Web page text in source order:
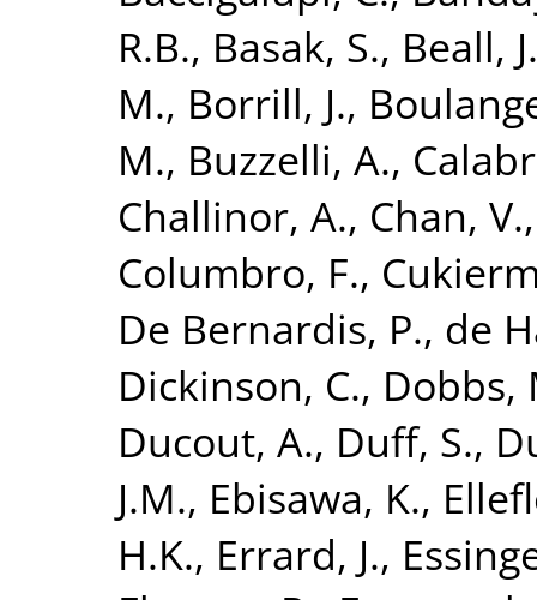
R.B., Basak, S., Beall, J.
M., Borrill, J.,
M., Buzzelli, A.,
Challinor, A., Chan, V.
Columbro, F.,
De Bernardis, P., de
Dickinson, C., Dobbs,
Ducout, A., Duff, S.,
J.M., Ebisawa, K.,
H.K., Errard, J.,